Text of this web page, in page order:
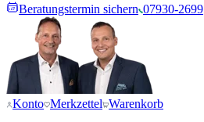
Beratungstermin sichern 07930-2699
Konto Merkzettel Warenkorb